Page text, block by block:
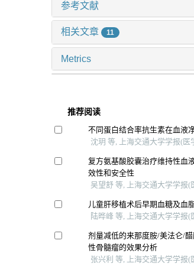
参考文献
相关文章 11
Metrics
推荐阅读
不同蛋白结合率抗生素在血液
沈玥 等, 上海交通大学学报(医
复方氨基酸胶囊治疗维持性血
效性和安全性
吴望舒 等, 上海交通大学学报(
儿童肝移植术后早期血糖及血
陆晔峰 等, 上海交通大学学报(
剂量减低的来那度胺/美法仑/
性骨髓瘤的效果分析
张兴利 等, 上海交通大学学报(